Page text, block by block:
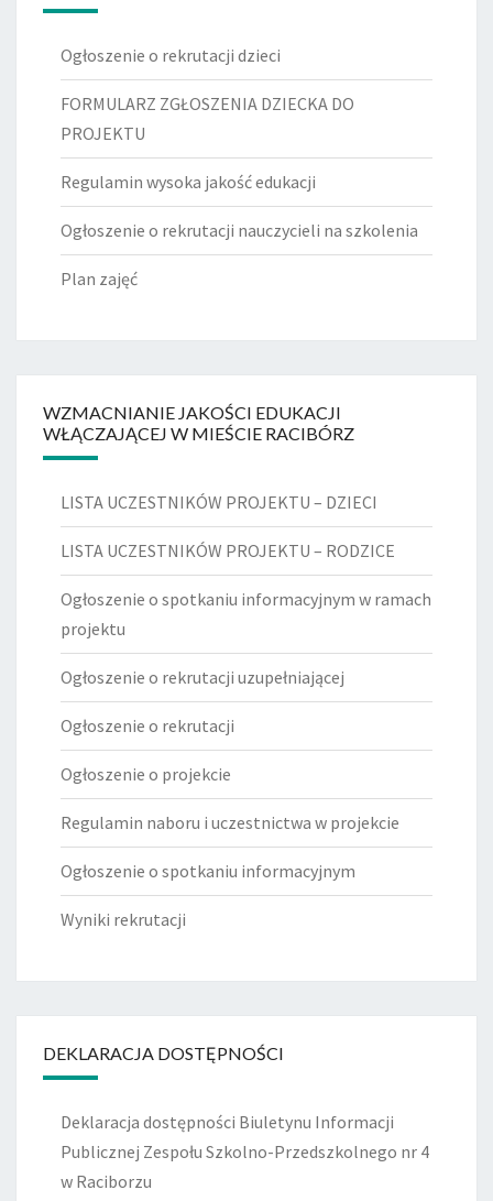
Ogłoszenie o rekrutacji dzieci
FORMULARZ ZGŁOSZENIA DZIECKA DO
PROJEKTU
Regulamin wysoka jakość edukacji
Ogłoszenie o rekrutacji nauczycieli na szkolenia
Plan zajęć
WZMACNIANIE JAKOŚCI EDUKACJI
WŁĄCZAJĄCEJ W MIEŚCIE RACIBÓRZ
LISTA UCZESTNIKÓW PROJEKTU – DZIECI
LISTA UCZESTNIKÓW PROJEKTU – RODZICE
Ogłoszenie o spotkaniu informacyjnym w ramach
projektu
Ogłoszenie o rekrutacji uzupełniającej
Ogłoszenie o rekrutacji
Ogłoszenie o projekcie
Regulamin naboru i uczestnictwa w projekcie
Ogłoszenie o spotkaniu informacyjnym
Wyniki rekrutacji
DEKLARACJA DOSTĘPNOŚCI
Deklaracja dostępności Biuletynu Informacji
Publicznej Zespołu Szkolno-Przedszkolnego nr 4
w Raciborzu